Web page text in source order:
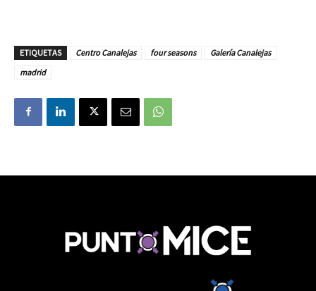
ETIQUETAS Centro Canalejas four seasons
Galería Canalejas
madrid